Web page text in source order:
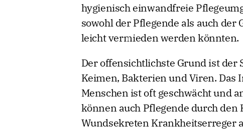
hygienisch einwandfreie
sowohl der Pflegende als auch der
leicht vermieden werden könnten.
Der offensichtlichste Grund ist der
Keimen, Bakterien und Viren.
Menschen ist oft geschwächt und
können auch Pflegende durch
Wundsekreten Krankheitserreger